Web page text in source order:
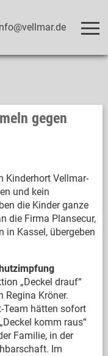
gegen
Kinderhort Vellmar-
und kein
die Kinder ganze
die Firma Plansecur,
in Kassel, übergeben
„Deckel drauf“
Regina Kröner.
Team hätten sofort
komm raus“
Familie, in der
Im